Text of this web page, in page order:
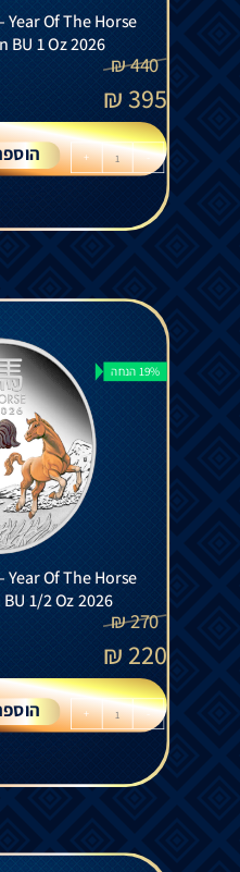
Of The Horse
BU 1 Oz 2026
440
₪
395
₪
-
+
19% הנחה
Of The Horse
1/2 Oz 2026
270
₪
220
₪
-
+